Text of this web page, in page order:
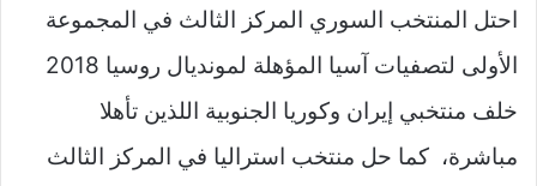
احتل المنتخب السوري المركز الثالث في المجموعة
الأولى لتصفيات آسيا المؤهلة لمونديال روسيا 2018
خلف منتخبي إيران وكوريا الجنوبية اللذين تأهلا
مباشرة، كما حل منتخب استراليا في المركز الثالث